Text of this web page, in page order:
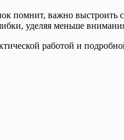
помнит, важно выстроить
уделяя меньше
работой и